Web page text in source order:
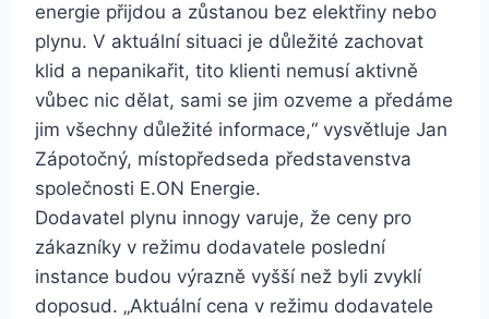
energie přijdou a zůstanou bez elektřiny nebo
plynu. V aktuální situaci je důležité zachovat
klid a nepanikařit, tito klienti nemusí aktivně
vůbec nic dělat, sami se jim ozveme a předáme
jim všechny důležité informace,“ vysvětluje Jan
Zápotočný, místopředseda představenstva
společnosti E.ON Energie.
Dodavatel plynu innogy varuje, že ceny pro
zákazníky v režimu dodavatele poslední
instance budou výrazně vyšší než byli zvyklí
doposud. „Aktuální cena v režimu dodavatele